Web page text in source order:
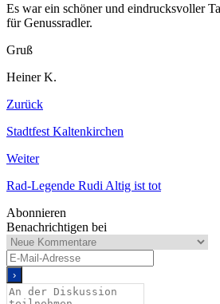
Es war ein schöner und eindrucksvoller
für Genussradler.
Gruß
Heiner K.
Zurück
Stadtfest Kaltenkirchen
Weiter
Rad-Legende Rudi Altig ist tot
Abonnieren
Benachrichtigen bei